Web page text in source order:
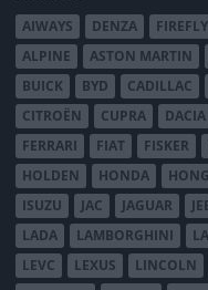
AIWAYS DENZA FIREFLY
ALPINE
ASTON MARTIN
BUICK
BYD CADILLAC
CITROËN
CUPRA DACIA
FERRARI
FIAT FISKER
HOLDEN
HONDA
ISUZU
JAC JAGUAR
LADA
LAMBORGHINI
LEVC
LEXUS LINCOLN